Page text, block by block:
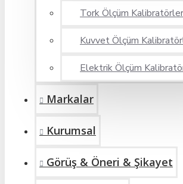
Tork Ölçüm
Kuvvet Ölçüm
Elektrik Ölçüm
Markalar
Kurumsal
Görüş & Öneri & Şikayet